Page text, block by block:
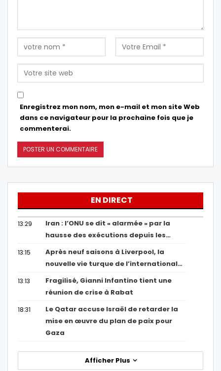
Enregistrez mon nom, mon e-mail et mon site Web
dans ce navigateur pour la prochaine fois que je
commenterai.
EN DIRECT
13:29
Iran : l’ONU se dit « alarmée » par la
hausse des exécutions depuis les…
13:15
Après neuf saisons à Liverpool, la
nouvelle vie turque de l’international…
13:13
Fragilisé, Gianni Infantino tient une
réunion de crise à Rabat
18:31
Le Qatar accuse Israël de retarder la
mise en œuvre du plan de paix pour
Gaza
Afficher Plus